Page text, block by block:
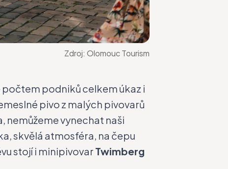
Zdroj: Olomouc Tourism
podniků celkem úkaz i
pivo z malých pivovarů
nemůžeme vynechat naši
skvělá atmosféra, na čepu
stojí i minipivovar Twimberg